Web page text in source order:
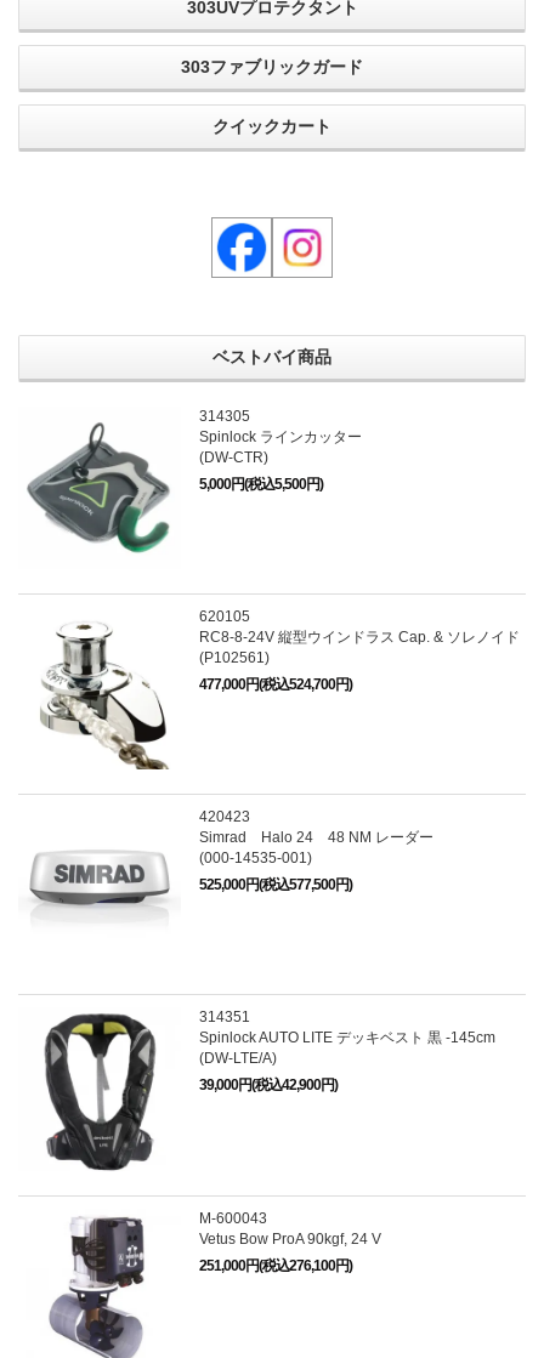
303UVプロテクタント
303ファブリックガード
クイックカート
ベストバイ商品
314305
Spinlock ラインカッター
(DW-CTR)
5,000円(税込5,500円)
620105
RC8-8-24V 縦型ウインドラス Cap. & ソレノイド
(P102561)
477,000円(税込524,700円)
420423
Simrad Halo 24 48 NM レーダー
(000-14535-001)
525,000円(税込577,500円)
314351
Spinlock AUTO LITE デッキベスト 黒 -145cm
(DW-LTE/A)
39,000円(税込42,900円)
M-600043
Vetus Bow ProA 90kgf, 24 V
251,000円(税込276,100円)